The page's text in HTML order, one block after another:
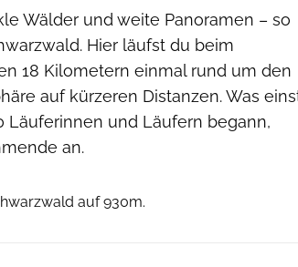
Wälder und weite Panoramen – so
Hier läufst du beim
18 Kilometern einmal rund um den
auf kürzeren Distanzen. Was
Läuferinnen und Läufern begann,
an.
auf 930m.